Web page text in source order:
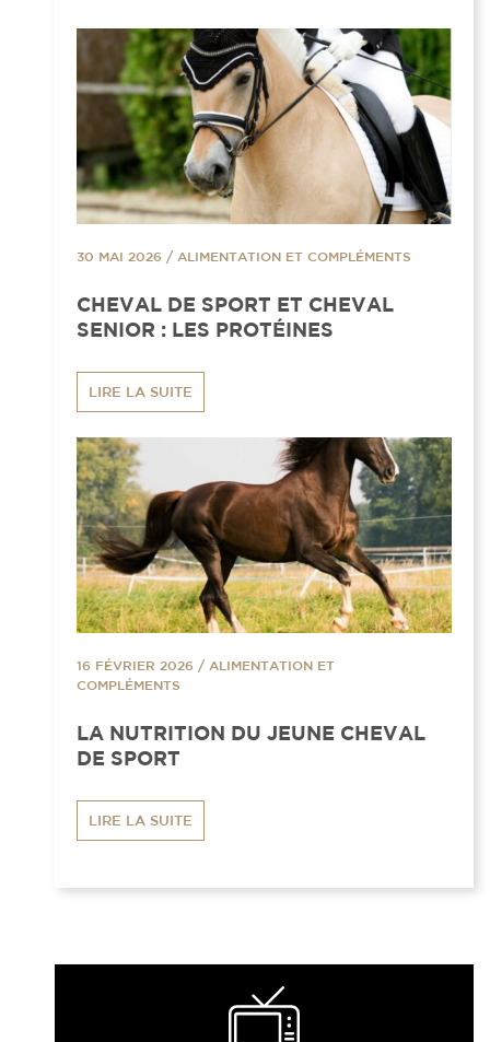
30 MAI 2026 / ALIMENTATION ET COMPLÉMENTS
CHEVAL DE SPORT ET CHEVAL
SENIOR : LES PROTÉINES
LIRE LA SUITE
16 FÉVRIER 2026 / ALIMENTATION ET
COMPLÉMENTS
LA NUTRITION DU JEUNE CHEVAL
DE SPORT
LIRE LA SUITE